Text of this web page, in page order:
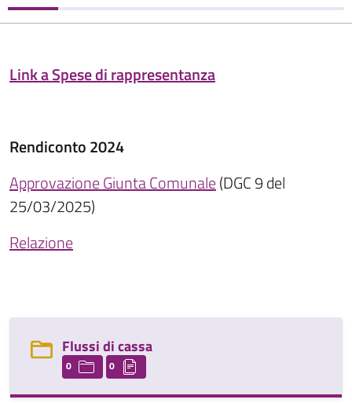
Link a Spese di rappresentanza
Rendiconto 2024
Approvazione Giunta Comunale(DGC 9 del
25/03/2025)
Relazione
Flussi di cassa
0 0